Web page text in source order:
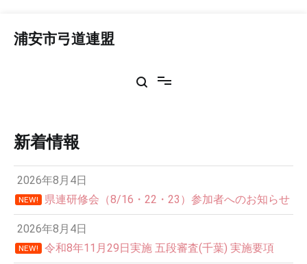
浦安市弓道連盟
新着情報
2026年8月4日
NEW! 県連研修会（8/16・22・23）参加者へのお知らせ
2026年8月4日
NEW! 令和8年11月29日実施 五段審査(千葉) 実施要項